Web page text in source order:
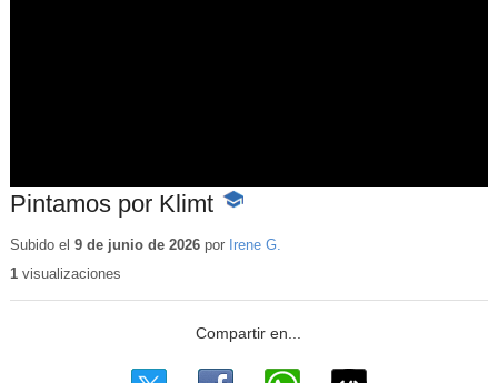
Pintamos por Klimt -
educativo
Subido el 9 de junio de 2026por Irene G.
1visualizaciones